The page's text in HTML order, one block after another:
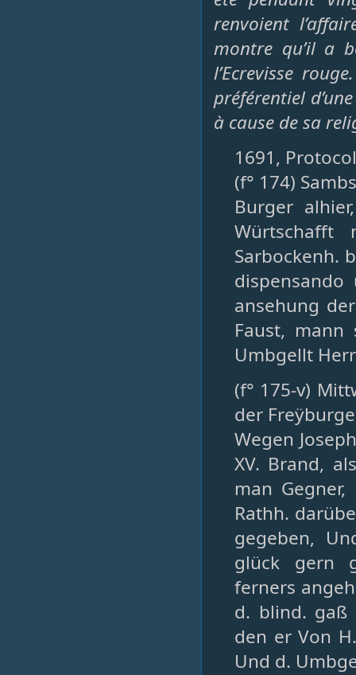
renvoient
montre qu’il a
l’Ecrevisse
préférentiel
à cause de sa
1691,
(f° 174)
Burger
Sarbockenh.
ansehung
Faust,
Umbgellt
(f° 175-v)
der
Wegen
XV. Brand,
man
Rathh.
gegeben,
glück gern
ferners
d. blind. gaß
den er Von
Und d.